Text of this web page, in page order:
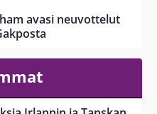
avasi neuvottelut